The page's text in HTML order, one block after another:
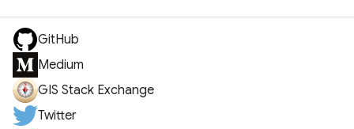
GitHub
Medium
GIS Stack Exchange
Twitter